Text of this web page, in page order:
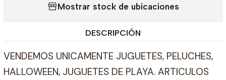
Mostrar stock de ubicaciones
DESCRIPCIÓN
VENDEMOS UNICAMENTE JUGUETES, PELUCHES,
HALLOWEEN, JUGUETES DE PLAYA. ARTICULOS